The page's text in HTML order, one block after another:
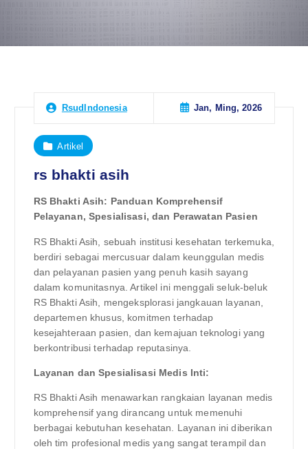
RsudIndonesia Jan, Ming, 2026
Artikel
rs bhakti asih
RS Bhakti Asih: Panduan Komprehensif
Pelayanan, Spesialisasi, dan Perawatan Pasien
RS Bhakti Asih, sebuah institusi kesehatan terkemuka,
berdiri sebagai mercusuar dalam keunggulan medis
dan pelayanan pasien yang penuh kasih sayang
dalam komunitasnya. Artikel ini menggali seluk-beluk
RS Bhakti Asih, mengeksplorasi jangkauan layanan,
departemen khusus, komitmen terhadap
kesejahteraan pasien, dan kemajuan teknologi yang
berkontribusi terhadap reputasinya.
Layanan dan Spesialisasi Medis Inti:
RS Bhakti Asih menawarkan rangkaian layanan medis
komprehensif yang dirancang untuk memenuhi
berbagai kebutuhan kesehatan. Layanan ini diberikan
oleh tim profesional medis yang sangat terampil dan